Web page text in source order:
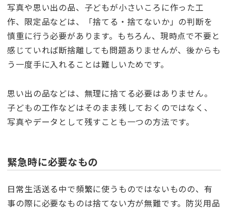
写真や思い出の品、子どもが小さいころに作った工
作、限定品などは、「捨てる・捨てないか」の判断を
慎重に行う必要があります。もちろん、現時点で不要と
感じていれば断捨離しても問題ありませんが、後からも
う一度手に入れることは難しいためです。
思い出の品などは、無理に捨てる必要はありません。
子どもの工作などはそのまま残しておくのではなく、
写真やデータとして残すことも一つの方法です。
緊急時に必要なもの
日常生活送る中で頻繁に使うものではないものの、有
事の際に必要なものは捨てない方が無難です。防災用品